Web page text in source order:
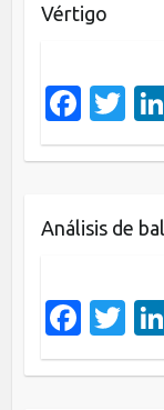
Vértigo
F
a
c
e
b
o
k
T
wi
tt
er
Análisis de
F
a
c
T
wi
tt